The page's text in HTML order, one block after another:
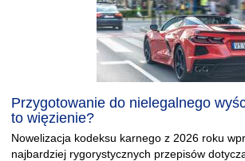
Przygotowanie do nielegalnego
to więzienie?
Nowelizacja kodeksu karnego z 2026 roku
najbardziej rygorystycznych przepisów